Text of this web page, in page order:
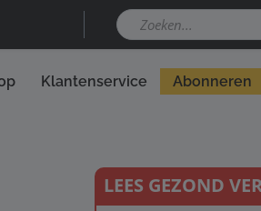
Klantenservice Abonneren
LEES GEZOND